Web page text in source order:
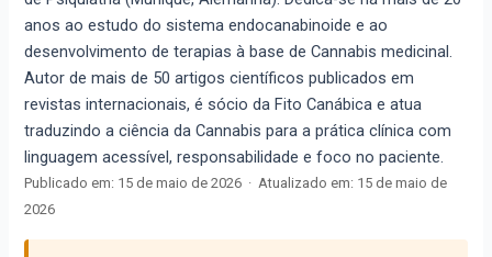
anos ao estudo do sistema endocanabinoide e ao
desenvolvimento de terapias à base de Cannabis medicinal.
Autor de mais de 50 artigos científicos publicados em
revistas internacionais, é sócio da Fito Canábica e atua
traduzindo a ciência da Cannabis para a prática clínica com
linguagem acessível, responsabilidade e foco no paciente.
Publicado em: 15 de maio de 2026 · Atualizado em: 15 de maio de
2026